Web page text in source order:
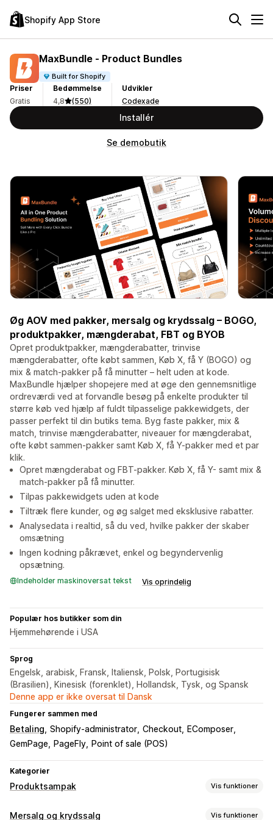
Shopify App Store
MaxBundle ‑ Product Bundles
Built for Shopify
Priser
Gratis
Bedømmelse
4,8
(550)
Udvikler
Codexade
Installér
Se demobutik
Øg AOV med pakker, mersalg og krydssalg – BOGO,
produktpakker, mængderabat, FBT og BYOB
Opret produktpakker, mængderabatter, trinvise
mængderabatter, ofte købt sammen, Køb X, få Y (BOGO) og
mix & match-pakker på få minutter – helt uden at kode.
MaxBundle hjælper shopejere med at øge den gennemsnitlige
ordreværdi ved at forvandle besøg på enkelte produkter til
større køb ved hjælp af fuldt tilpasselige pakkewidgets, der
passer perfekt til din butiks tema. Byg faste pakker, mix &
match, trinvise mængderabatter, niveauer for mængderabat,
ofte købt sammen-pakker samt Køb X, få Y-pakker med et par
klik.
Opret mængderabat og FBT-pakker. Køb X, få Y- samt mix &
match-pakker på få minutter.
Tilpas pakkewidgets uden at kode
Tiltræk flere kunder, og øg salget med eksklusive rabatter.
Analysedata i realtid, så du ved, hvilke pakker der skaber
omsætning
Ingen kodning påkrævet, enkel og begyndervenlig
opsætning.
Indeholder maskinoversat tekst Vis oprindelig
Populær hos butikker som din
Hjemmehørende i USA
Sprog
Engelsk, arabisk, Fransk, Italiensk, Polsk, Portugisisk
(Brasilien), Kinesisk (forenklet), Hollandsk, Tysk, og Spansk
Denne app er ikke oversat til Dansk
Fungerer sammen med
Betaling Shopify-administrator Checkout
EComposer
GemPage
PageFly Point of sale (POS)
Kategorier
Produktsampak Vis funktioner
Pakketyper
Mersalg og krydssalg Vis funktioner